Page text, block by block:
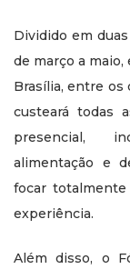
Dividido em
de março a maio,
Brasília, entre os
custeará todas
presencial,
alimentação e
focar
experiência.
Além disso, o